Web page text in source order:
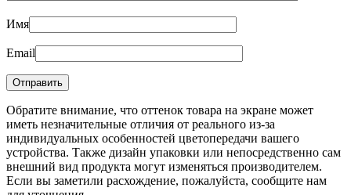
Имя
Email
Обратите внимание, что оттенок товара на экране может
иметь незначительные отличия от реального из-за
индивидуальных особенностей цветопередачи вашего
устройства. Также дизайн упаковки или непосредственно сам
внешний вид продукта могут изменяться производителем.
Если вы заметили расхождение, пожалуйста, сообщите нам